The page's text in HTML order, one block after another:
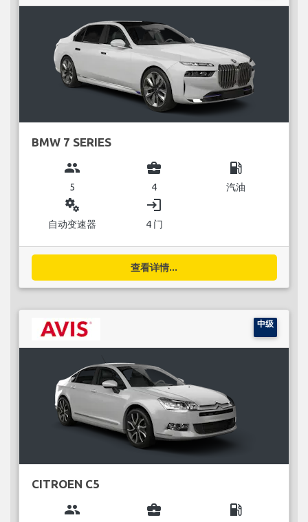
BMW 7 SERIES
group
5
business_center
4
local_gas_station
汽油
miscellaneous_services
自动变速器
login
4 门
查看详情...
中级
CITROEN C5
group business_center local_gas_station